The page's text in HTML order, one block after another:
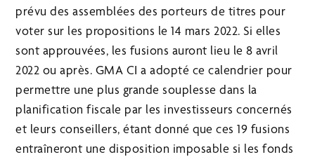
prévu des assemblées des porteurs de titres pour
voter sur les propositions le 14 mars 2022. Si elles
sont approuvées, les fusions auront lieu le 8 avril
2022 ou après. GMA CI a adopté ce calendrier pour
permettre une plus grande souplesse dans la
planification fiscale par les investisseurs concernés
et leurs conseillers, étant donné que ces 19 fusions
entraîneront une disposition imposable si les fonds